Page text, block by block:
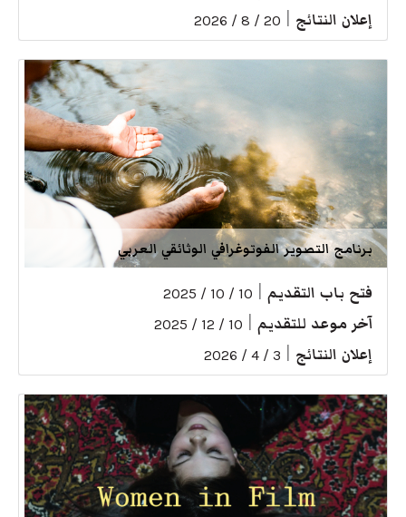
إعلان النتائج 20 / 8 / 2026
برنامج التصوير الفوتوغرافي الوثائقي العربي
فتح باب التقديم 10 / 10 / 2025
آخر موعد للتقديم 10 / 12 / 2025
إعلان النتائج 3 / 4 / 2026